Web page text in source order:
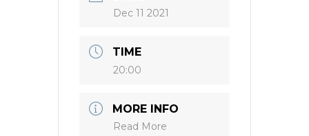
Dec 11 2021
TIME
20:00
MORE INFO
Read More